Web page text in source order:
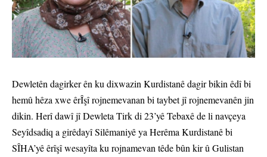
Dewletên dagirker ên ku dixwazin Kurdistanê dagir bikin êdî bi
hemû hêza xwe êrÎşî rojnemevanan bi taybet jî rojnemevanên jin
dikin. Herî dawî jî Dewleta Tirk di 23’yê Tebaxê de li navçeya
Seyîdsadiq a girêdayî Silêmaniyê ya Herêma Kurdistanê bi
SÎHA’yê êrîşî wesayîta ku rojnamevan têde bûn kir û Gulistan